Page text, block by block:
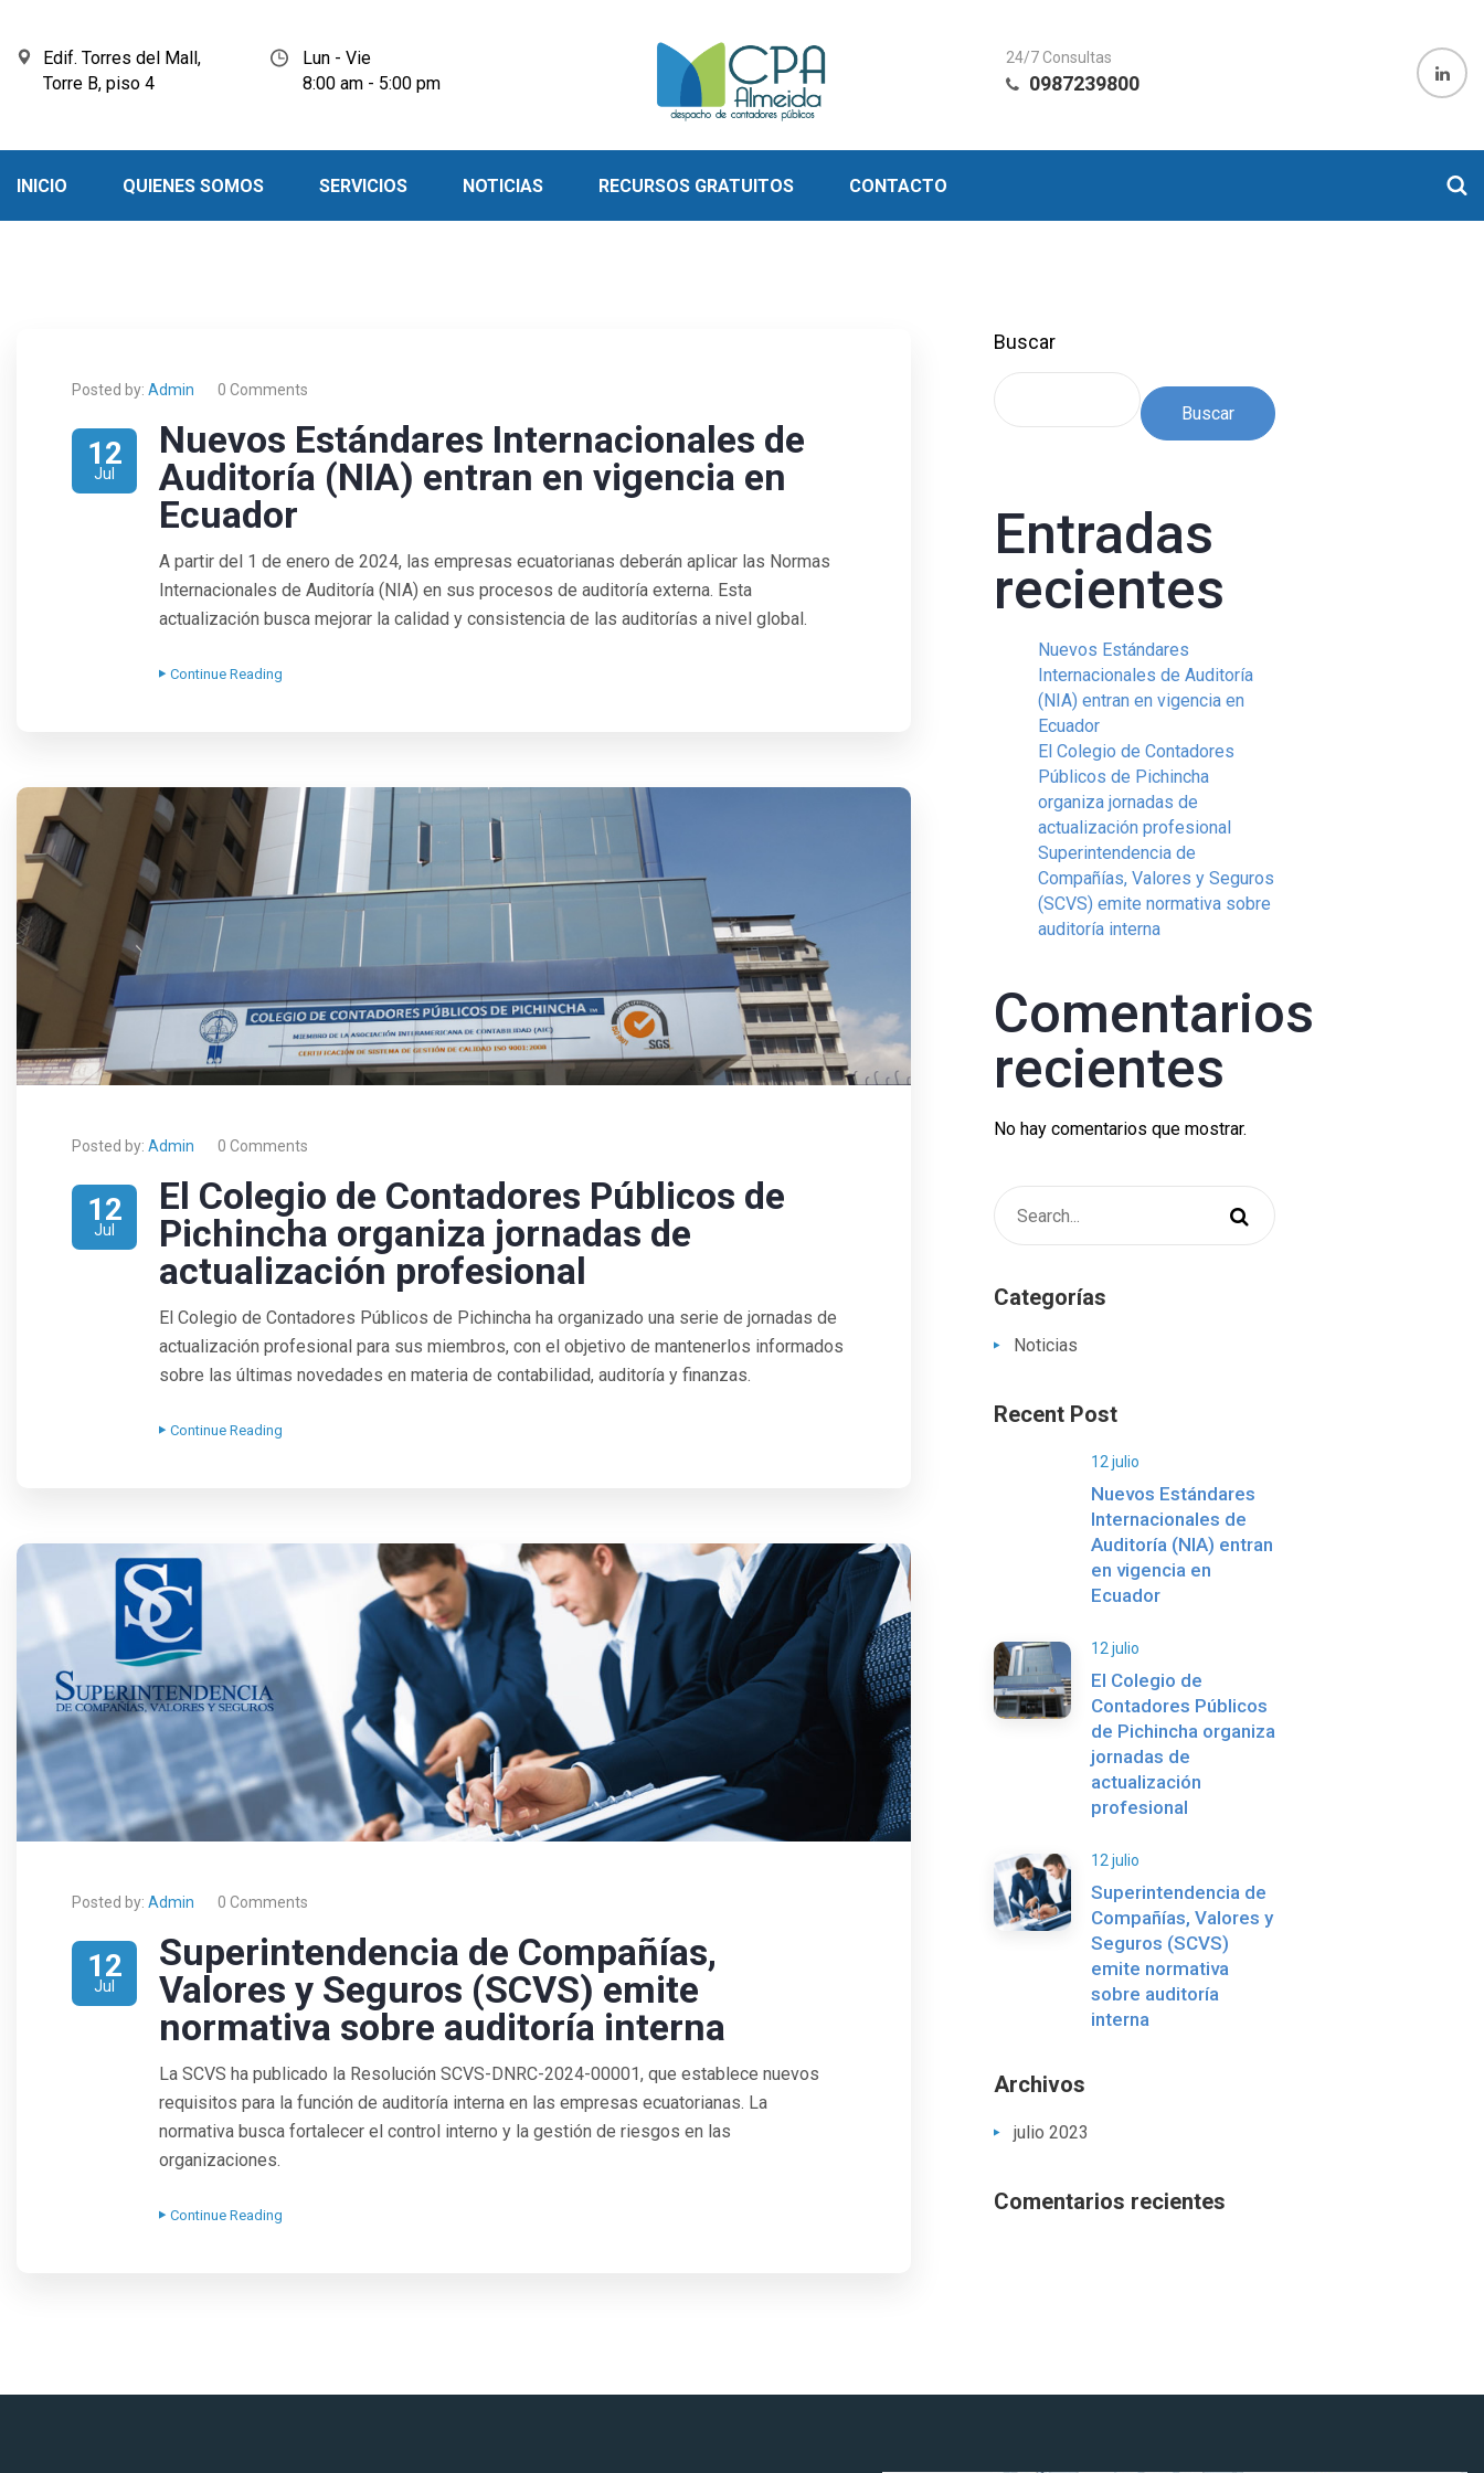
Edif. Torres del Mall,
Torre B, piso 4
Lun - Vie
8:00 am - 5:00 pm
24/7 Consultas
0987239800
INICIO QUIENES SOMOS SERVICIOS NOTICIAS RECURSOS GRATUITOS CONTACTO
Posted by: Admin 0 Comments
12
Jul
Nuevos Estándares Internacionales de
Auditoría (NIA) entran en vigencia en
Ecuador
A partir del 1 de enero de 2024, las empresas ecuatorianas deberán aplicar las Normas
Internacionales de Auditoría (NIA) en sus procesos de auditoría externa. Esta
actualización busca mejorar la calidad y consistencia de las auditorías a nivel global.
Continue Reading
Posted by: Admin 0 Comments
12
Jul
El Colegio de Contadores Públicos de
Pichincha organiza jornadas de
actualización profesional
El Colegio de Contadores Públicos de Pichincha ha organizado una serie de jornadas de
actualización profesional para sus miembros, con el objetivo de mantenerlos informados
sobre las últimas novedades en materia de contabilidad, auditoría y finanzas.
Continue Reading
Posted by: Admin 0 Comments
12
Jul
Superintendencia de Compañías,
Valores y Seguros (SCVS) emite
normativa sobre auditoría interna
La SCVS ha publicado la Resolución SCVS-DNRC-2024-00001, que establece nuevos
requisitos para la función de auditoría interna en las empresas ecuatorianas. La
normativa busca fortalecer el control interno y la gestión de riesgos en las
organizaciones.
Continue Reading
Buscar
Buscar
Entradas
recientes
Nuevos Estándares
Internacionales de Auditoría
(NIA) entran en vigencia en
Ecuador
El Colegio de Contadores
Públicos de Pichincha
organiza jornadas de
actualización profesional
Superintendencia de
Compañías, Valores y Seguros
(SCVS) emite normativa sobre
auditoría interna
Comentarios
recientes
No hay comentarios que mostrar.
Categorías
Noticias
Recent Post
12 julio
Nuevos Estándares
Internacionales de
Auditoría (NIA) entran
en vigencia en
Ecuador
12 julio
El Colegio de
Contadores Públicos
de Pichincha organiza
jornadas de
actualización
profesional
12 julio
Superintendencia de
Compañías, Valores y
Seguros (SCVS)
emite normativa
sobre auditoría
interna
Archivos
julio 2023
Comentarios recientes